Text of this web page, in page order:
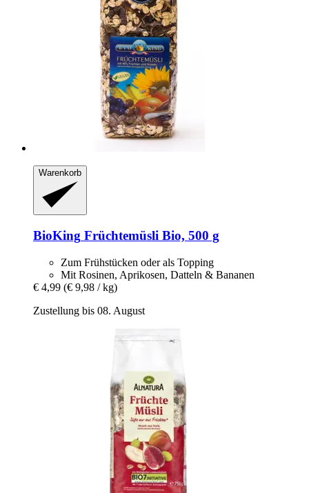
Warenkorb
BioKing Früchtemüsli Bio, 500 g
Zum Frühstücken oder als Topping
Mit Rosinen, Aprikosen, Datteln & Bananen
€ 4,99 (€ 9,98 / kg)
Zustellung bis 08. August